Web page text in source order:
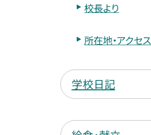
校長より
所在地・アクセス
学校日記